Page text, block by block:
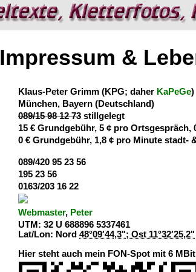
Impressum &
Klaus-Peter Grimm (KPG; daher KaPeGe)
München, Bayern (Deutschland)
089/15 98 12 73 stillgelegt
15 € Grundgebühr, 5 ¢ pro
0 € Grundgebühr, 1,8 ¢ pro Minute stadt-
089/420 95 23 56
195 23 56
0163/203 16 22
Webmaster, Peter
UTM: 32 U 688896 5337461
Lat/Lon: Nord 48°09′44,3"; Ost 11°32′25,2"
Hier steht auch mein FON-Spot mit 6